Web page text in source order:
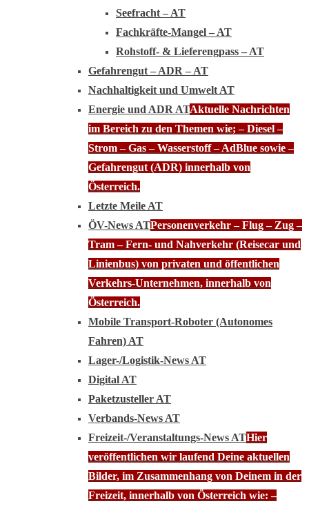
Seefracht – AT
Fachkräfte-Mangel – AT
Rohstoff- & Lieferengpass – AT
Gefahrengut – ADR – AT
Nachhaltigkeit und Umwelt AT
Energie und ADR ATAktuelle Nachrichten
im Bereich zu den Themen wie; – Diesel –
Strom – Gas – Wasserstoff – AdBlue sowie –
Gefahrengut (ADR) innerhalb von
Österreich.
Letzte Meile AT
ÖV-News ATPersonenverkehr – Flug – Zug –
Tram – Fern- und Nahverkehr (Reisecar und
Linienbus) von privaten und öffentlichen
Verkehrs-Unternehmen, innerhalb von
Österreich.
Mobile Transport-Roboter (Autonomes
Fahren) AT
Lager-/Logistik-News AT
Digital AT
Paketzusteller AT
Verbands-News AT
Freizeit-/Veranstaltungs-News ATHier
veröffentlichen wir laufend Deine aktuellen
Bilder, im Zusammenhang von Deinem in der
Freizeit, innerhalb von Österreich wie: –